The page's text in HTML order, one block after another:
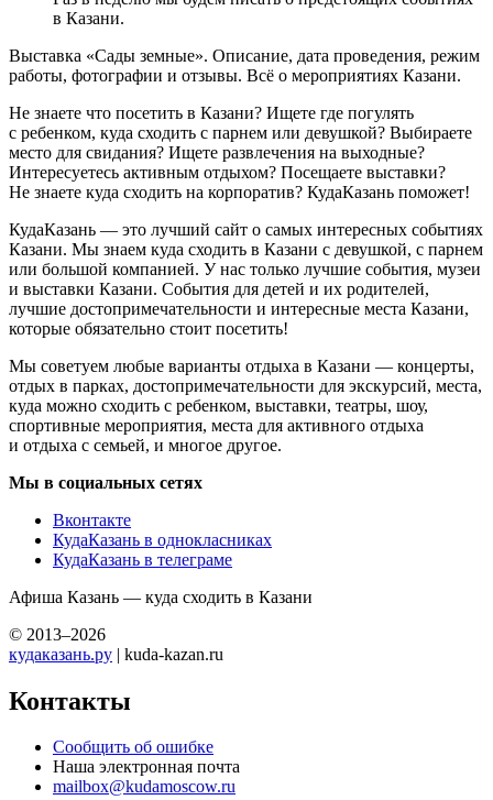
в Казани.
Выставка «Сады земные». Описание, дата проведения, режим
работы, фотографии и отзывы. Всё о мероприятиях Казани.
Не знаете что посетить в Казани? Ищете где погулять
с ребенком, куда сходить с парнем или девушкой? Выбираете
место для свидания? Ищете развлечения на выходные?
Интересуетесь активным отдыхом? Посещаете выставки?
Не знаете куда сходить на корпоратив? КудаКазань поможет!
КудаКазань — это лучший сайт о самых интересных событиях
Казани. Мы знаем куда сходить в Казани с девушкой, с парнем
или большой компанией. У нас только лучшие события, музеи
и выставки Казани. События для детей и их родителей,
лучшие достопримечательности и интересные места Казани,
которые обязательно стоит посетить!
Мы советуем любые варианты отдыха в Казани — концерты,
отдых в парках, достопримечательности для экскурсий, места,
куда можно сходить с ребенком, выставки, театры, шоу,
спортивные мероприятия, места для активного отдыха
и отдыха с семьей, и многое другое.
Мы в социальных сетях
Вконтакте
КудаКазань в однокласниках
КудаКазань в телеграме
Афиша Казань — куда сходить в Казани
© 2013–2026
кудаказань.ру | kuda-kazan.ru
Контакты
Сообщить об ошибке
Наша электронная почта
mailbox@kudamoscow.ru